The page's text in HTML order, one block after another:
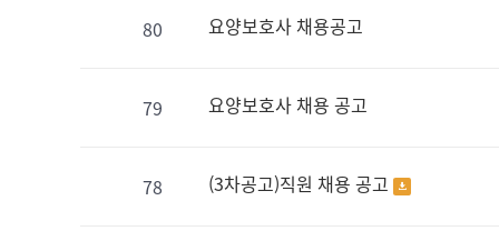
80 요양보호사 채용공고
79 요양보호사 채용 공고
78 (3차공고)직원 채용 공고